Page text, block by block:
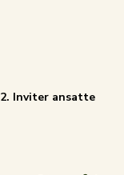
2. Inviter ansatte